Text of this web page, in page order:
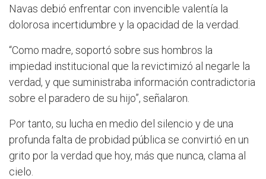
Navas debió enfrentar con invencible valentía la
dolorosa incertidumbre y la opacidad de la verdad.
“Como madre, soportó sobre sus hombros la
impiedad institucional que la revictimizó al negarle la
verdad, y que suministraba información contradictoria
sobre el paradero de su hijo”, señalaron.
Por tanto, su lucha en medio del silencio y de una
profunda falta de probidad pública se convirtió en un
grito por la verdad que hoy, más que nunca, clama al
cielo.